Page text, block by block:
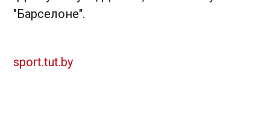
"Барселоне".
sport.tut.by